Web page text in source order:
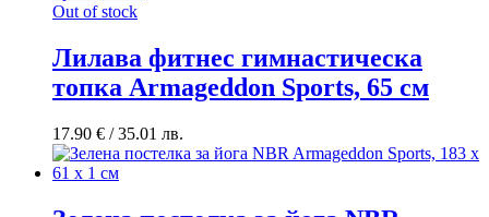
Out of stock
Лилава фитнес гимнастическа
топка Armageddon Sports, 65 см
17.90 € / 35.01 лв.